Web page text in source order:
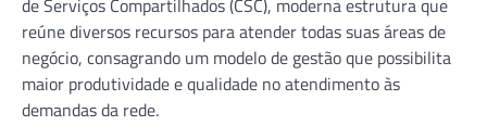
reúne diversos recursos para atender todas suas áreas de
negócio, consagrando um modelo de gestão que possibilita
maior produtividade e qualidade no atendimento às
demandas da rede.